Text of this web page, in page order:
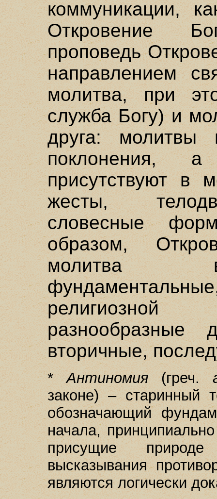
коммуникации,
Откровение
проповедь
направлением
молитва, при
служба Богу) и
друга: молитвы
поклонения,
присутствуют в
жесты,
словесные
образом,
молитва
вторичные,
*Антиномия (греч.
законе) – старинный
обозначающий
начала,
присущие
высказывания
являются логически